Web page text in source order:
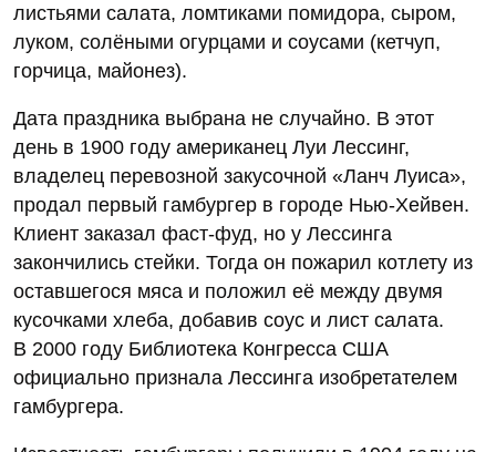
листьями салата, ломтиками помидора, сыром,
луком, солёными огурцами и соусами (кетчуп,
горчица, майонез).
Дата праздника выбрана не случайно. В этот
день в 1900 году американец Луи Лессинг,
владелец перевозной закусочной «Ланч Луиса»,
продал первый гамбургер в городе Нью-Хейвен.
Клиент заказал фаст-фуд, но у Лессинга
закончились стейки. Тогда он пожарил котлету из
оставшегося мяса и положил её между двумя
кусочками хлеба, добавив соус и лист салата.
В 2000 году Библиотека Конгресса США
официально признала Лессинга изобретателем
гамбургера.